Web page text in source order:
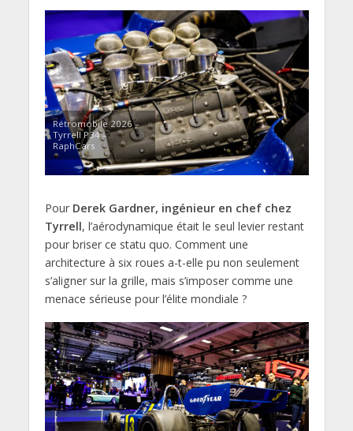
Rétromobile 2026 –
Tyrrell P34 –
RaphCars
Pour Derek Gardner, ingénieur en chef chez
Tyrrell, l’aérodynamique était le seul levier restant
pour briser ce statu quo. Comment une
architecture à six roues a-t-elle pu non seulement
s’aligner sur la grille, mais s’imposer comme une
menace sérieuse pour l’élite mondiale ?